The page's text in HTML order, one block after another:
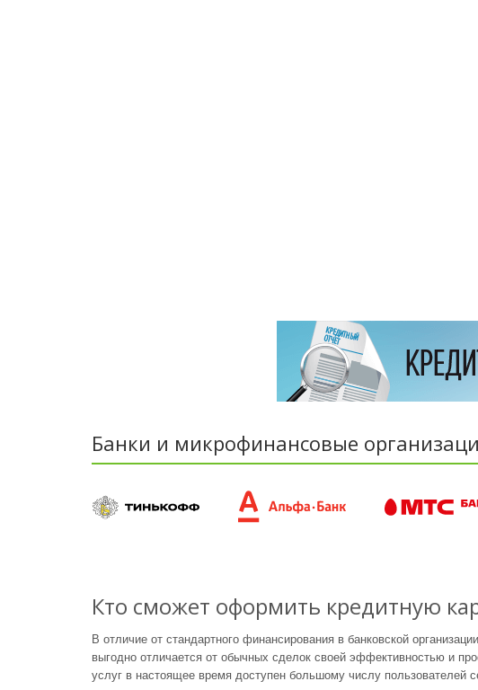
Банки и микрофинансовые
Кто сможет оформить кредитную
В отличие от стандартного финансирования в банковской
выгодно отличается от обычных сделок своей эффективностью и
услуг в настоящее время доступен большому числу пользователей